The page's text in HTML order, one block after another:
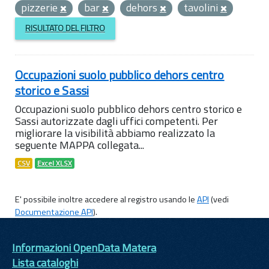
pizzerie
bar dehors tavolini
RISULTATO DEL FILTRO
Occupazioni suolo pubblico dehors centro
storico e Sassi
Occupazioni suolo pubblico dehors centro storico e
Sassi autorizzate dagli uffici competenti. Per
migliorare la visibilità abbiamo realizzato la
seguente MAPPA collegata...
CSV Excel XLSX
E' possibile inoltre accedere al registro usando leAPI(vedi
Documentazione API).
Informazioni OpenData Matera
Lista cataloghi